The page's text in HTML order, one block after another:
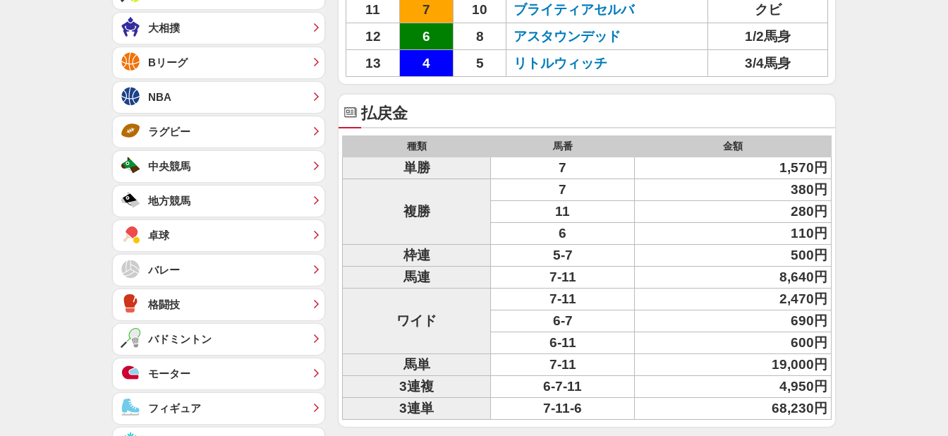
11
7 10 ブライティアセルバ
クビ
12
6 8 アスタウンデッド
1/2馬身
13
4 5 リトルウィッチ 3/4馬身
払戻金
種類 馬番 金額
単勝 7 1,570円
複勝
7
380円
11
280円
6
110円
枠連
5-7
500円
馬連
7-11 8,640円
ワイド
7-11
2,470円
6-7
690円
6-11
600円
馬単
7-11
19,000円
3連複
6-7-11
4,950円
3連単
7-11-6 68,230円
大相撲
Bリーグ
NBA
ラグビー
中央競馬
地方競馬
卓球
バレー
格闘技
バドミントン
モーター
フィギュア